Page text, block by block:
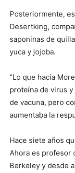
Posteriormente,
Desertking,
saponinas de
yuca y jojoba.
“Lo que hacía
proteína de virus
de vacuna, pero
aumentaba la
Hace siete años
Ahora es profesor
Berkeley y desde